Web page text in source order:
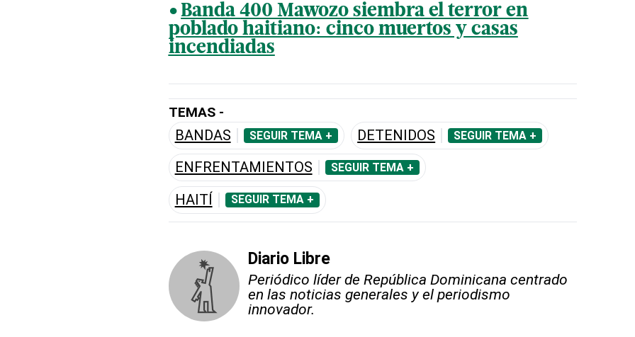
Banda 400 Mawozo siembra el terror en
poblado haitiano: cinco muertos y casas
incendiadas
TEMAS -
BANDAS SEGUIR TEMA + DETENIDOS SEGUIR TEMA +
ENFRENTAMIENTOS SEGUIR TEMA +
HAITÍ SEGUIR TEMA +
Diario Libre
Periódico líder de República Dominicana centrado
en las noticias generales y el periodismo
innovador.